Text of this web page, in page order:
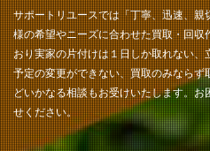
サポートリユースでは「丁寧、迅速、
様の希望やニーズに合わせた買取・回
おり実家の片付けは１日しか取れない
予定の変更ができない、買取のみなら
どいかなる相談もお受けいたします。
せください。